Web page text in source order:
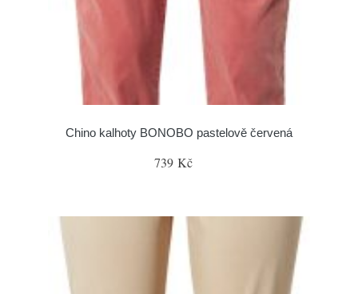
Chino kalhoty BONOBO pastelově červená
739 Kč